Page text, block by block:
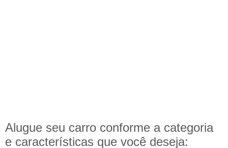
Alugue seu carro conforme a categoria
e características que você deseja: